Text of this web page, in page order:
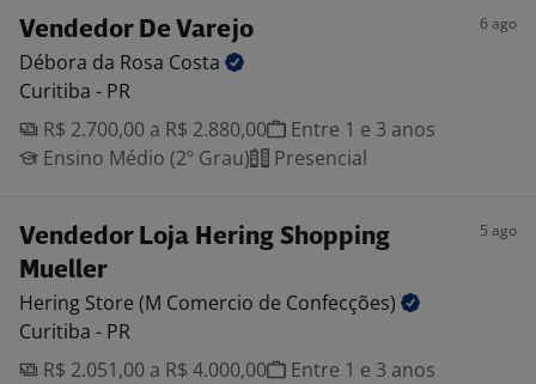
Vendedor De Varejo 6 ago
Débora da Rosa Costa
Curitiba - PR
R$ 2.700,00 a R$ 2.880,00
Entre 1 e 3 anos
Ensino Médio (2º Grau)
Presencial
Vendedor Loja Hering Shopping
Mueller
5 ago
Hering Store (M Comercio de Confecções)
Curitiba - PR
R$ 2.051,00 a R$ 4.000,00
Entre 1 e 3 anos